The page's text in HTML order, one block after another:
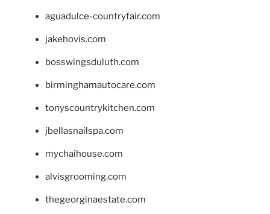
aguadulce-countryfair.com
jakehovis.com
bosswingsduluth.com
birminghamautocare.com
tonyscountrykitchen.com
jbellasnailspa.com
mychaihouse.com
alvisgrooming.com
thegeorginaestate.com